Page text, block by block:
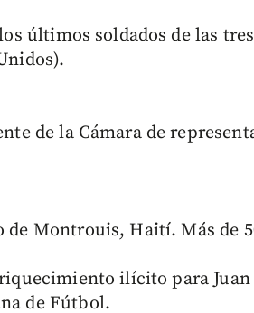
últimos soldados de las
de la Cámara de
Montrouis, Haití. Más de
ilícito para
de Fútbol.